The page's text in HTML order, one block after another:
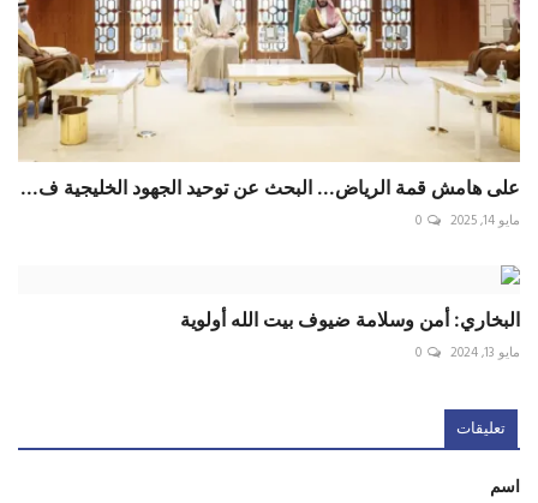
على هامش قمة الرياض... البحث عن توحيد الجهود الخليجية ف...
مايو 14, 2025 0
البخاري: أمن وسلامة ضيوف بيت الله أولوية
مايو 13, 2024 0
تعليقات
اسم